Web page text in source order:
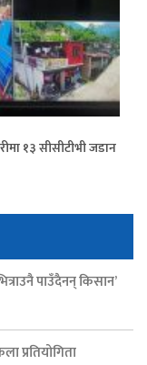
१३ सीसीटीभी जडान
पाउँदैनन् किसान’
प्रतियोगिता